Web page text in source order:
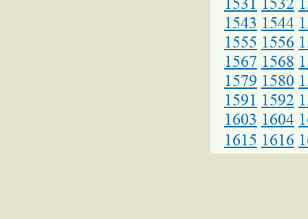
1531 1532
1543 1544
1555 1556
1567 1568
1579 1580
1591 1592
1603 1604
1615 1616